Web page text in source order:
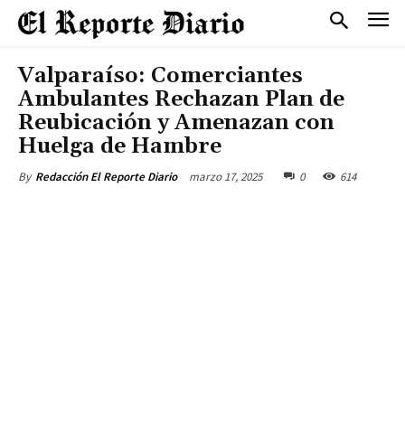
Valparaíso: Comerciantes
Ambulantes Rechazan Plan de
Reubicación y Amenazan con
Huelga de Hambre
By Redacción El Reporte Diario marzo 17, 2025 0 614